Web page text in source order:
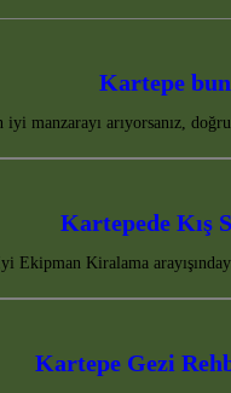
Kartepe
manzarayı arıyorsanız,
Kartepede Kış
Ekipman Kiralama
Kartepe Gezi